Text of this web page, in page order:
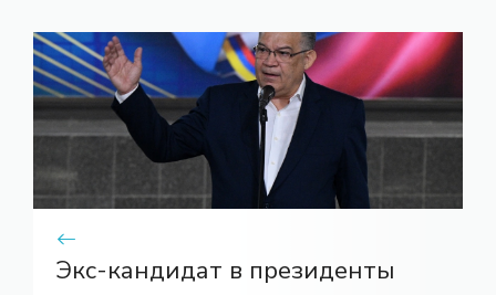
Экс-кандидат в президенты